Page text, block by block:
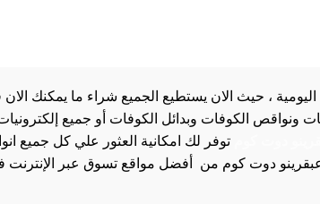
، حيث الان يستطيع الجميع شراء ما يمكنك
ونواقص الكوفات وبدائل الكوفات أو جميع
توفر لك امكانية العثور علي كل جميع